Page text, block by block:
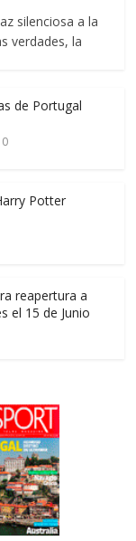
silenciosa a la
verdades, la
de Portugal
0
Potter
reapertura a
el 15 de Junio